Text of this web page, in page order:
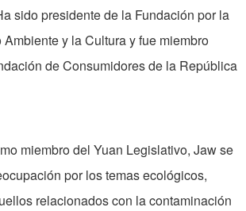
sido presidente de la Fundación por la
y la Cultura y fue miembro
de Consumidores de la República
miembro del Yuan Legislativo, Jaw se
por los temas ecológicos,
relacionados con la contaminación